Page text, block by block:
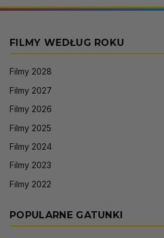
FILMY WEDŁUG ROKU
Filmy 2028
Filmy 2027
Filmy 2026
Filmy 2025
Filmy 2024
Filmy 2023
Filmy 2022
POPULARNE GATUNKI